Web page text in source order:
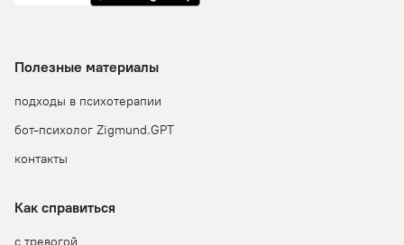
Полезные материалы
подходы в психотерапии
бот-психолог Zigmund.GPT
контакты
Как справиться
с тревогой